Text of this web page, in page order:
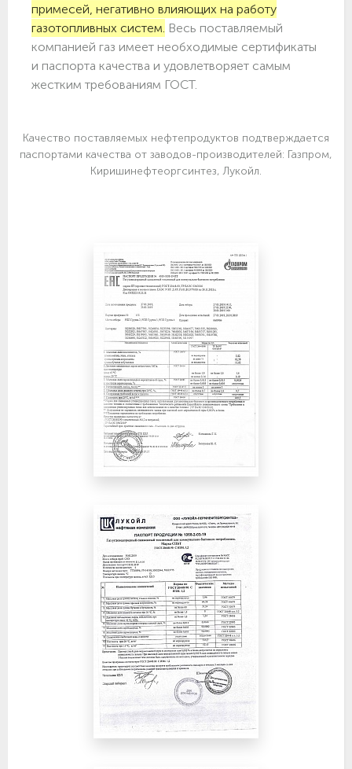
примесей, негативно влияющих на работу
газотопливных систем. Весь поставляемый
компанией газ имеет необходимые сертификаты
и паспорта качества и удовлетворяет самым
жестким требованиям ГОСТ.
Качество поставляемых нефтепродуктов подтверждается
паспортами качества от заводов-производителей: Газпром,
Киришинефтеоргсинтез, Лукойл.